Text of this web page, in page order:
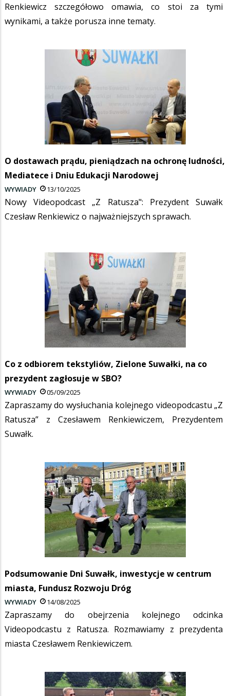
Renkiewicz szczegółowo omawia, co stoi za tymi
wynikami, a także porusza inne tematy.
O dostawach prądu, pieniądzach na ochronę ludności,
Mediatece i Dniu Edukacji Narodowej
WYWIADY 13/10/2025
Nowy Videopodcast „Z Ratusza": Prezydent Suwałk
Czesław Renkiewicz o najważniejszych sprawach.
Co z odbiorem tekstyliów, Zielone Suwałki, na co
prezydent zagłosuje w SBO?
WYWIADY 05/09/2025
Zapraszamy do wysłuchania kolejnego videopodcastu „Z
Ratusza” z Czesławem Renkiewiczem, Prezydentem
Suwałk.
Podsumowanie Dni Suwałk, inwestycje w centrum
miasta, Fundusz Rozwoju Dróg
WYWIADY 14/08/2025
Zapraszamy do obejrzenia kolejnego odcinka
Videopodcastu z Ratusza. Rozmawiamy z prezydenta
miasta Czesławem Renkiewiczem.